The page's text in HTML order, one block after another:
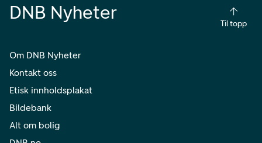
DNB Nyheter
Til topp
Om DNB Nyheter
Kontakt oss
Etisk innholdsplakat
Bildebank
Alt om bolig